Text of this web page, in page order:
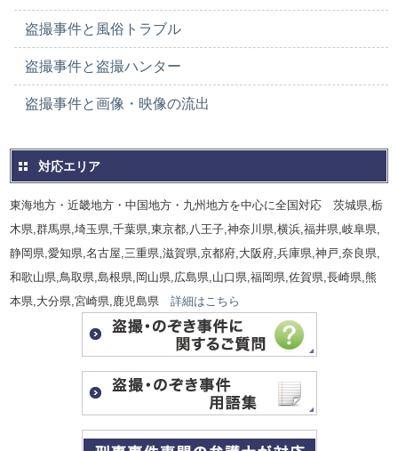
盗撮事件と風俗トラブル
盗撮事件と盗撮ハンター
盗撮事件と画像・映像の流出
対応エリア
東海地方・近畿地方・中国地方・九州地方を中心に全国対応 茨城県,栃
木県,群馬県,埼玉県,千葉県,東京都,八王子,神奈川県,横浜,福井県,岐阜県,
静岡県,愛知県,名古屋,三重県,滋賀県,京都府,大阪府,兵庫県,神戸,奈良県,
和歌山県,鳥取県,島根県,岡山県,広島県,山口県,福岡県,佐賀県,長崎県,熊
本県,大分県,宮崎県,鹿児島県詳細はこちら